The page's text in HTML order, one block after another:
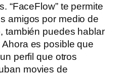
“FaceFlow” te permite
amigos por medio de
también puedes hablar
es posible que
perfil que otros
movies de